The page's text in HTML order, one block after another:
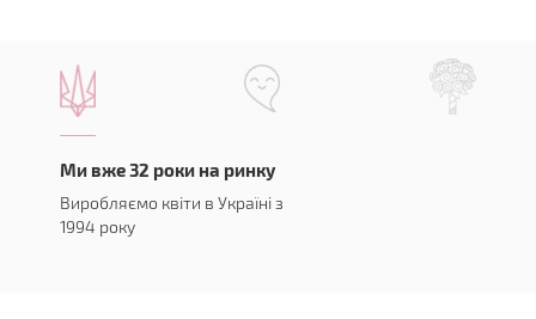
Ми вже 32 роки на ринку
Виробляємо квіти в Україні з
1994 року